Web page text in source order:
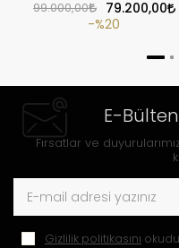
99.000,00
79.200,00
%20
E-
Fırsatlar ve
Gizlilik politikasını